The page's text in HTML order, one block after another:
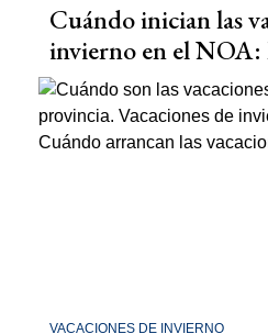
Cuándo inician las
invierno en el NOA:
VACACIONES DE INVIERNO